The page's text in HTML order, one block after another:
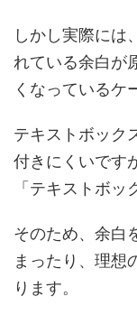
しかし実際には
れている余白が
くなっているケ
テキストボック
付きにくいです
「テキストボッ
そのため、余白
まったり、理想
ります。